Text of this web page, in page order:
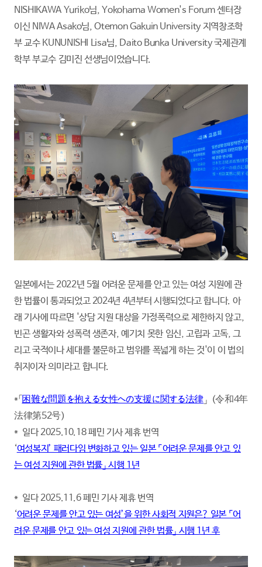
NISHIKAWA Yuriko님, Yokohama Women's Forum 센터장
이신 NIWA Asako님, Otemon Gakuin University 지역창조학
부 교수 KUNUNISHI Lisa님, Daito Bunka University 국제관계
학부 부교수 김미진 선생님이었습니다.
일본에서는 2022년 5월 어려운 문제를 안고 있는 여성 지원에 관
한 법률이 통과되었고 2024년 4년부터 시행되었다고 합니다. 아
래 기사에 따르면 '상담 지원 대상을 가정폭력으로 제한하지 않고,
빈곤 생활자와 성폭력 생존자, 예기치 못한 임신, 고립과 고독, 그
리고 국적이나 세대를 불문하고 범위를 폭넓게 하는 것'이 이 법의
취지이자 의미라고 합니다.
*「困難な問題を抱える女性への支援に関する法律」（令和4年
法律第52号）
* 일다 2025.10.18 페민 기사 제휴 번역
‘여성복지’ 패러다임 변화하고 있는 일본 ⌜어려운 문제를 안고 있
는 여성 지원에 관한 법률」 시행 1년
* 일다 2025.11.6 페민 기사 제휴 번역
‘어려운 문제를 안고 있는 여성’을 위한 사회적 지원은? 일본 ⌜어
려운 문제를 안고 있는 여성 지원에 관한 법률」 시행 1년 후